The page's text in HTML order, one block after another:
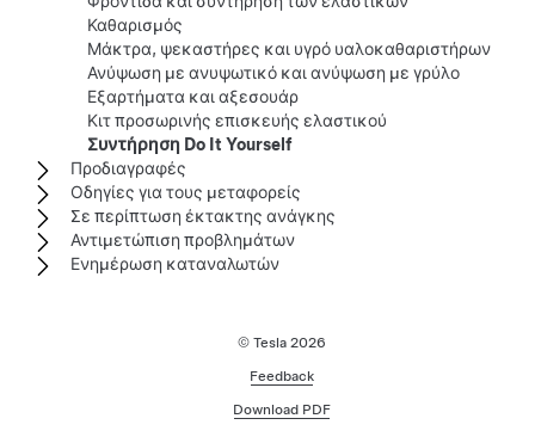
Καθαρισμός
Μάκτρα, ψεκαστήρες και υγρό υαλοκαθαριστήρων
Ανύψωση με ανυψωτικό και ανύψωση με γρύλο
Εξαρτήματα και αξεσουάρ
Κιτ προσωρινής επισκευής ελαστικού
Συντήρηση Do It Yourself
Προδιαγραφές
Οδηγίες για τους μεταφορείς
Σε περίπτωση έκτακτης ανάγκης
Αντιμετώπιση προβλημάτων
Ενημέρωση καταναλωτών
© Tesla 2026
Feedback
Download PDF